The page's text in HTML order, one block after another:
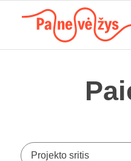
Projekto sritis